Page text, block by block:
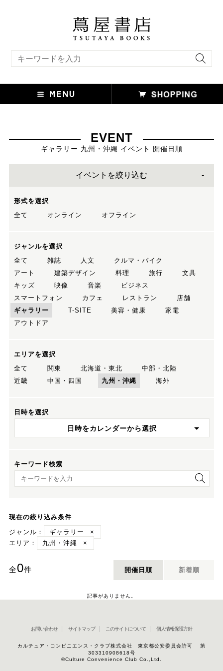
EVENT
ギャラリー 九州・沖縄 イベント 開催日順
イベントを絞り込む
形式を選択
全て
オンライン オフライン
ジャンルを選択
全て
雑誌 人文
クルマ・バイク
アート
建築デザイン 料理 旅行
文具
キッズ
映像 音楽
ビジネス
スマートフォン
カフェ レストラン
店舗
ギャラリー
T-SITE 美容・健康
家電
アウトドア
エリアを選択
全て
関東 北海道・東北
中部・北陸
近畿
中国・四国 九州・沖縄 海外
日時を選択
日時をカレンダーから選択
キーワード検索
キーワード検索
現在の絞り込み条件
ジャンル：
ギャラリー
×
エリア：
九州・沖縄 ×
全0件 開催日順 新着順
記事がありません。
お問い合わせ サイトマップ このサイトについて 個人情報保護方針
カルチュア・コンビニエンス・クラブ株式会社 東京都公安委員会許可 第
303310908618号
©Culture Convenience Club Co.,Ltd.